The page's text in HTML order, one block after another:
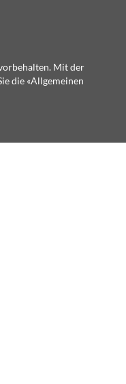
Mit der
die «Allgemeinen